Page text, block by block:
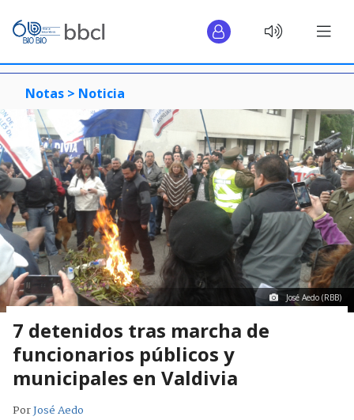
Notas > Noticia
José Aedo (RBB)
7 detenidos tras marcha de
funcionarios públicos y
municipales en Valdivia
PorJosé Aedo